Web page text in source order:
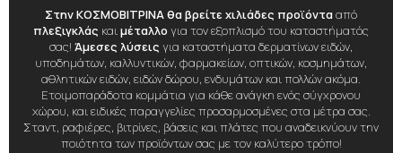
Στην ΚΟΣΜΟΒΙΤΡΙΝΑ θα βρείτε χιλιάδες προϊόντααπό
πλεξιγκλάς καιμέταλλο για τον εξοπλισμό του καταστήματός
σας! Άμεσες λύσεις για καταστήματα δερματίνων ειδών,
υποδημάτων, καλλυντικών, φαρμακείων, οπτικών, κοσμημάτων,
αθλητικών ειδών, ειδών δώρου, ενδυμάτων και πολλών ακόμα.
Ετοιμοπαράδοτα κομμάτια για κάθε ανάγκη ενός σύγχρονου
χώρου, και ειδικές παραγγελίες προσαρμοσμένες στα μέτρα σας.
Σταντ, ραφιέρες, βιτρίνες, βάσεις και πλάτες που αναδεικνύουν την
ποιότητα των προϊόντων σας με τον καλύτερο τρόπο!